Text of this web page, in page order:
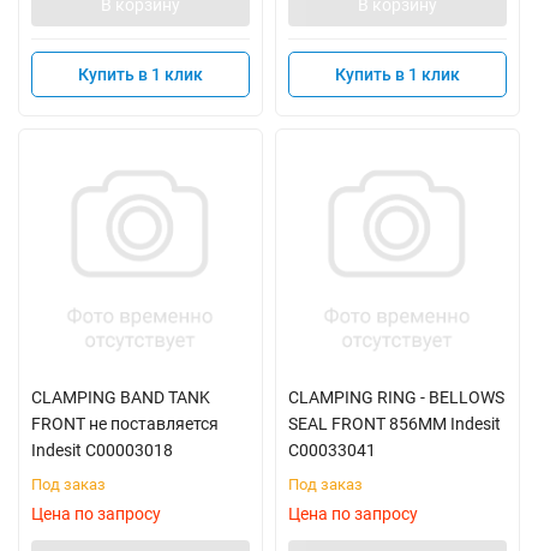
В корзину
Купить в 1 клик
В корзину
Купить в 1 клик
CLAMPING BAND TANK
FRONT не поставляется
Indesit C00003018
Под заказ
Цена по запросу
CLAMPING RING - BELLOWS
SEAL FRONT 856MM Indesit
C00033041
Под заказ
Цена по запросу